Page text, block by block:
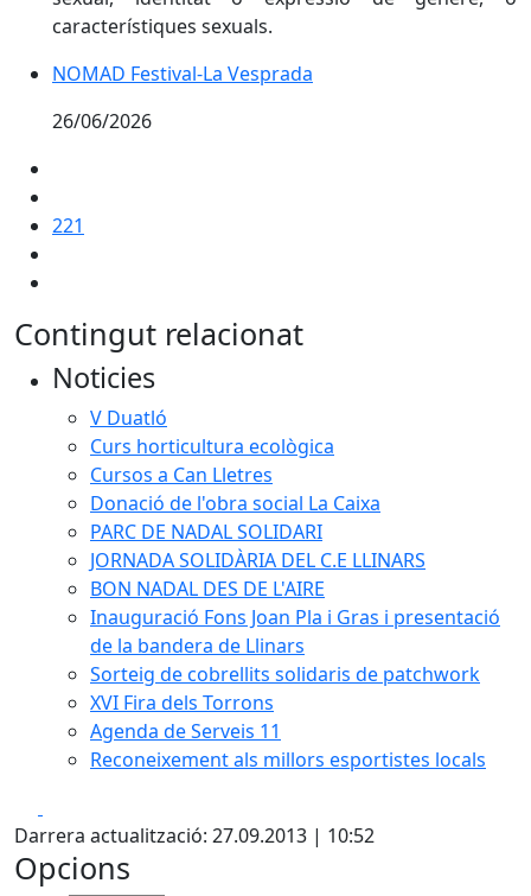
característiques sexuals.
NOMAD Festival-La Vesprada
NOMAD Festival-La Vesprada
26/06/2026
221
Contingut relacionat
Noticies
V Duatló
Curs horticultura ecològica
Cursos a Can Lletres
Donació de l'obra social La Caixa
PARC DE NADAL SOLIDARI
JORNADA SOLIDÀRIA DEL C.E LLINARS
BON NADAL DES DE L'AIRE
Inauguració Fons Joan Pla i Gras i presentació
de la bandera de Llinars
Sorteig de cobrellits solidaris de patchwork
XVI Fira dels Torrons
Agenda de Serveis 11
Reconeixement als millors esportistes locals
Darrera actualització: 27.09.2013 | 10:52
Opcions